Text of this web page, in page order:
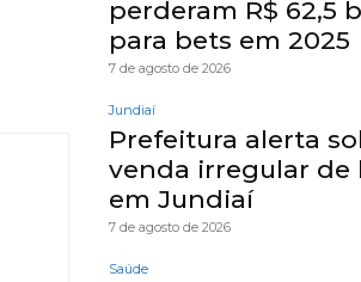
perderam R$ 62,5
para bets em 2025
7 de agosto de 2026
Jundiaí
Prefeitura alerta
venda irregular de
em Jundiaí
7 de agosto de 2026
Saúde